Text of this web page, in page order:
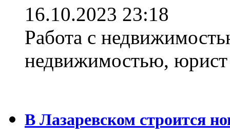
16.10.2023 23:18
Работа с
недвижимостью,
В Лазаревском строится